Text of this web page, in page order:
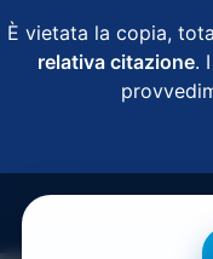
È vietata la copia,
relativa citazione.